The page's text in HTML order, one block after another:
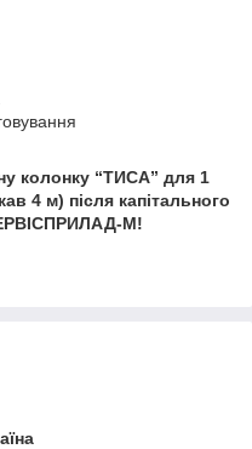
колонку “ТИСА” для 1
4 м) після капітального
М!